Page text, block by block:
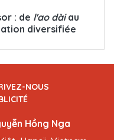
: de l'ao dàiau
diversifiée
NOUS
Hồng Nga